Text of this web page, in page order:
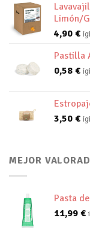
Limón/
4,90 €
Pastilla
0,58 €
3,50 €
MEJOR
Pasta
11,99 €